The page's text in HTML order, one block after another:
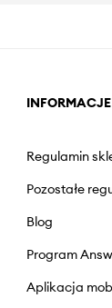
INFORMACJE
Regulamin
Pozostałe
Blog
Program
Aplikacja